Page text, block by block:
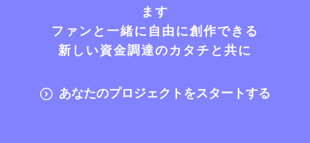
ます
ファンと一緒に自由に創作できる
新しい資金調達のカタチと共に
あなたのプロジェクトをスタートする